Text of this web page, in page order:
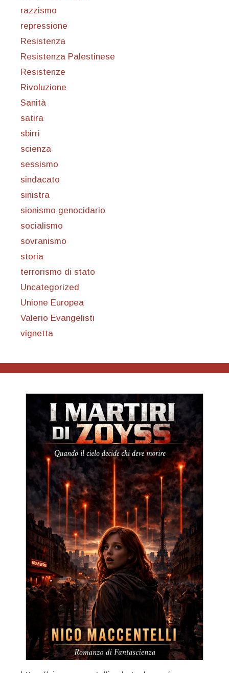
razzismo
repressione
Resistenza
Resistenza Palestinese
Resistenze
Rivoluzione
Sanità
satira
sbirri
scienza
sessismo
sindacato
sinistra
sionismo genocidario
socialismo
sovranismo
storia
terrorismo di stato
Uncategorized
Unione Europea
Valerio Evangelisti
vignetta